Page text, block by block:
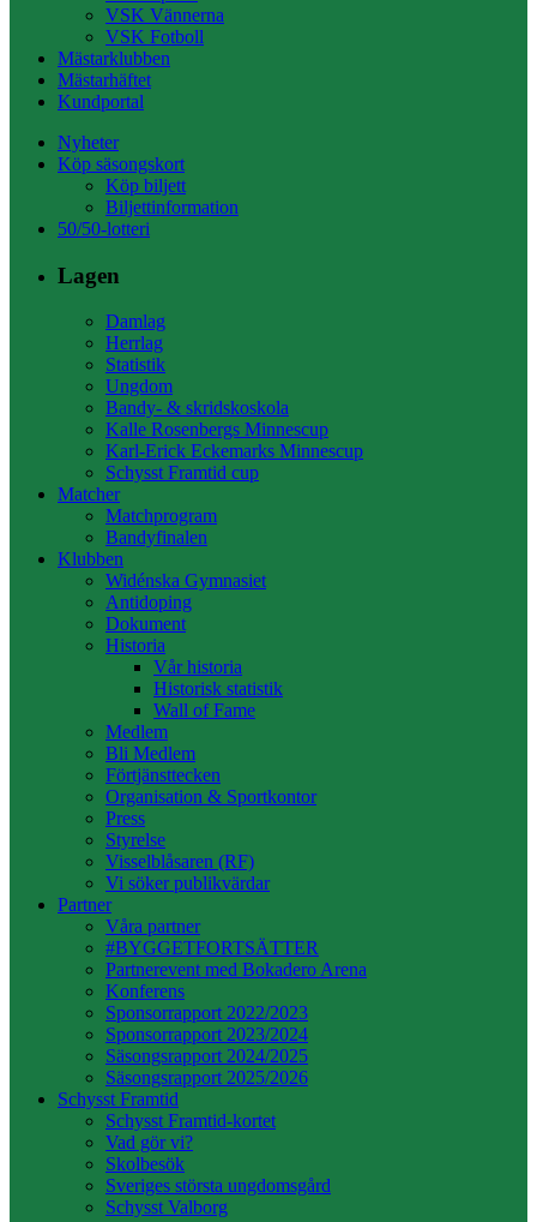
VSK Vännerna
VSK Fotboll
Mästarklubben
Mästarhäftet
Kundportal
Nyheter
Köp säsongskort
Köp biljett
Biljettinformation
50/50-lotteri
Lagen
Damlag
Herrlag
Statistik
Ungdom
Bandy- & skridskoskola
Kalle Rosenbergs Minnescup
Karl-Erick Eckemarks Minnescup
Schysst Framtid cup
Matcher
Matchprogram
Bandyfinalen
Klubben
Widénska Gymnasiet
Antidoping
Dokument
Historia
Vår historia
Historisk statistik
Wall of Fame
Medlem
Bli Medlem
Förtjänsttecken
Organisation & Sportkontor
Press
Styrelse
Visselblåsaren (RF)
Vi söker publikvärdar
Partner
Våra partner
#BYGGETFORTSÄTTER
Partnerevent med Bokadero Arena
Konferens
Sponsorrapport 2022/2023
Sponsorrapport 2023/2024
Säsongsrapport 2024/2025
Säsongsrapport 2025/2026
Schysst Framtid
Schysst Framtid-kortet
Vad gör vi?
Skolbesök
Sveriges största ungdomsgård
Schysst Valborg